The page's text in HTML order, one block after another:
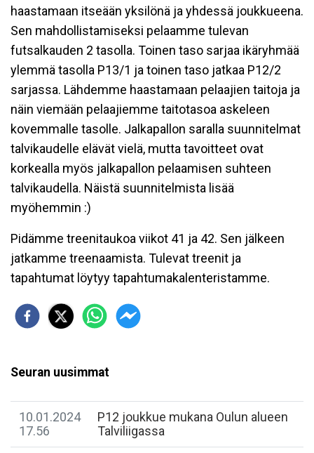
haastamaan itseään yksilönä ja yhdessä joukkueena.
Sen mahdollistamiseksi pelaamme tulevan
futsalkauden 2 tasolla. Toinen taso sarjaa ikäryhmää
ylemmä tasolla P13/1 ja toinen taso jatkaa P12/2
sarjassa. Lähdemme haastamaan pelaajien taitoja ja
näin viemään pelaajiemme taitotasoa askeleen
kovemmalle tasolle. Jalkapallon saralla suunnitelmat
talvikaudelle elävät vielä, mutta tavoitteet ovat
korkealla myös jalkapallon pelaamisen suhteen
talvikaudella. Näistä suunnitelmista lisää
myöhemmin :)
Pidämme treenitaukoa viikot 41 ja 42. Sen jälkeen
jatkamme treenaamista. Tulevat treenit ja
tapahtumat löytyy tapahtumakalenteristamme.
Seuran uusimmat
10.01.2024
17.56
P12 joukkue mukana Oulun alueen
Talviliigassa